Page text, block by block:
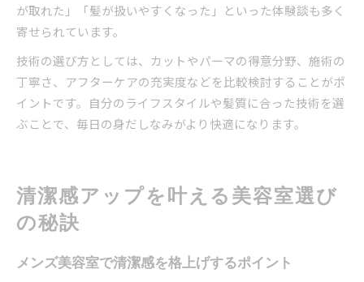
が取れた」「髪が扱いやすくなった」といった体験談も多く
寄せられています。
技術の選び方としては、カットやパーマの得意分野、施術の
丁寧さ、アフターケアの充実度などを比較検討することがポ
イントです。自分のライフスタイルや髪質に合った技術を選
ぶことで、毎日の身だしなみがより快適になります。
清潔感アップを叶える美容室選び
の秘訣
メンズ美容室で清潔感を格上げするポイント